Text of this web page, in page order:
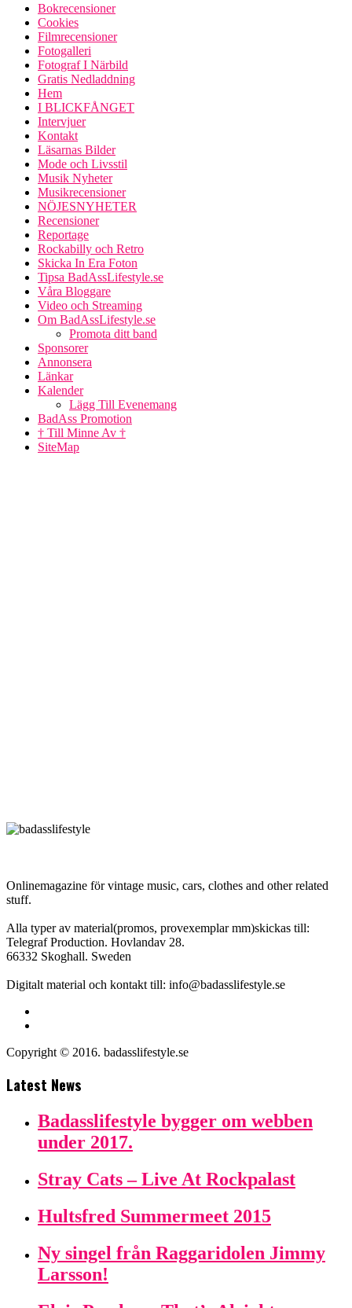
Bokrecensioner
Cookies
Filmrecensioner
Fotogalleri
Fotograf I Närbild
Gratis Nedladdning
Hem
I BLICKFÅNGET
Intervjuer
Kontakt
Läsarnas Bilder
Mode och Livsstil
Musik Nyheter
Musikrecensioner
NÖJESNYHETER
Recensioner
Reportage
Rockabilly och Retro
Skicka In Era Foton
Tipsa BadAssLifestyle.se
Våra Bloggare
Video och Streaming
Om BadAssLifestyle.se
Promota ditt band
Sponsorer
Annonsera
Länkar
Kalender
Lägg Till Evenemang
BadAss Promotion
† Till Minne Av †
SiteMap
Onlinemagazine för vintage music, cars, clothes and other related
stuff.
Alla typer av material(promos, provexemplar mm)skickas till:
Telegraf Production. Hovlandav 28.
66332 Skoghall. Sweden
Digitalt material och kontakt till: info@badasslifestyle.se
Copyright © 2016. badasslifestyle.se
Latest News
Badasslifestyle bygger om webben
under 2017.
Stray Cats – Live At Rockpalast
Hultsfred Summermeet 2015
Ny singel från Raggaridolen Jimmy
Larsson!